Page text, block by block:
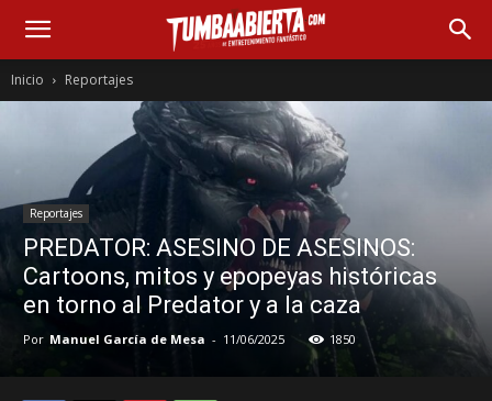
Inicio Reportajes
Reportajes
PREDATOR: ASESINO DE ASESINOS:
Cartoons, mitos y epopeyas históricas
en torno al Predator y a la caza
Por Manuel García de Mesa - 11/06/2025 1850